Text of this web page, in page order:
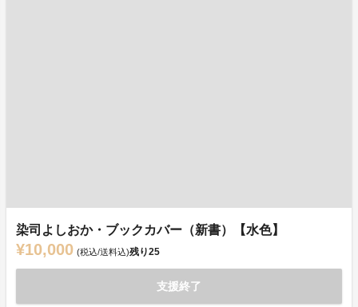
染司よしおか・ブックカバー（新書）【水色】
¥10,000 (税込/送料込)残り25
支援終了